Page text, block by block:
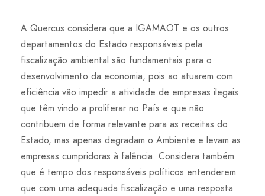
A Quercus considera que a IGAMAOT e os outros
departamentos do Estado responsáveis pela
fiscalização ambiental são fundamentais para o
desenvolvimento da economia, pois ao atuarem com
eficiência vão impedir a atividade de empresas ilegais
que têm vindo a proliferar no País e que não
contribuem de forma relevante para as receitas do
Estado, mas apenas degradam o Ambiente e levam as
empresas cumpridoras à falência. Considera também
que é tempo dos responsáveis políticos entenderem
que com uma adequada fiscalização e uma resposta